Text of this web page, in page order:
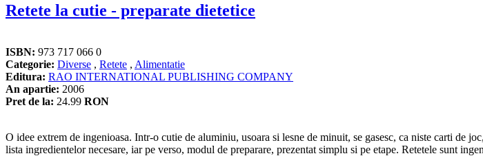
Retete la cutie - preparate dietetice
ISBN: 973 717 066 0
Categorie: Diverse , Retete , Alimentatie
Editura: RAO INTERNATIONAL PUBLISHING COMPANY
An apartie: 2006
Pret de la: 24.99 RON
O idee extrem de ingenioasa. Intr-o cutie de aluminiu, usoara si lesne de minuit, se gasesc, ca niste carti de
lista ingredientelor necesare, iar pe verso, modul de preparare, prezentat simplu si pe etape. Retetele sunt